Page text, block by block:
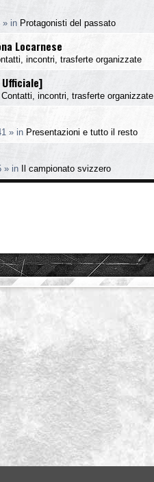
» in Protagonisti del passato
Locarnese
incontri, trasferte organizzate
Contatti, incontri, trasferte organizzate
» in Presentazioni e tutto il resto
» in Il campionato svizzero